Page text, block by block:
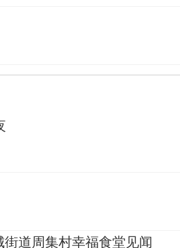
道周集村幸福食堂见闻